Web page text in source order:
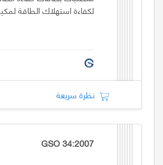
لكفاءة استهلاك الطاقة
نظرة سريعة
GSO 34:2007